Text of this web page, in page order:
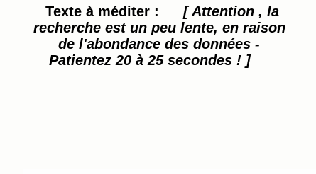
Texte à méditer :
[ Attention , la
recherche est un peu lente, en raison
de l'abondance des données -
Patientez 20 à 25 secondes ! ]